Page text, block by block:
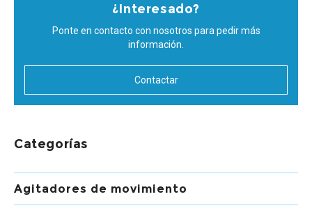
¿Interesado?
Ponte en contacto con nosotros para pedir más
información.
Contactar
Categorías
Agitadores de movimiento